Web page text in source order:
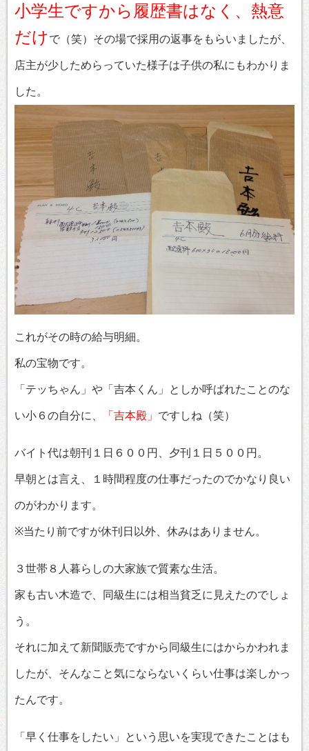
小学生ですから履歴書はなく、熱意
だけ で（笑）その場で採用の返事をもらいましたが、
店主が少しためらっていた様子は子供の私にもわかりま
した。
これがその時の給与明細。
私の宝物です。
「テッちゃん」や「吉本くん」としか呼ばれたことのな
い小６の自分に、 「吉本殿」 ですしね（笑）
バイト代は朝刊１日６００円、夕刊１日５００円。
早朝とは言え、１時間程度の仕事だったのでかなり良い
のがわかります。
※当たり前ですが休刊日以外、休みはありません。
３世帯８人暮らしの大家族で質素な生活。
家も古い木造で、同級生には相当貧乏に見えたのでしょ
う。
それに加えて新聞販売ですから同級生にはからかわれま
したが、そんなこと気にならないくらい仕事は楽しかっ
たんです。
「早く仕事をしたい」という思いを実現できたことはも